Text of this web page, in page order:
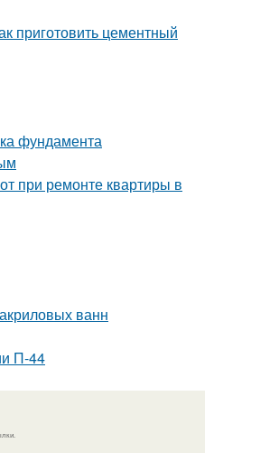
приготовить цементный
фундамента
при ремонте квартиры в
ванн
П-44